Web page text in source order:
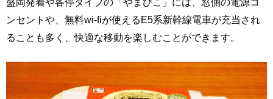
ンセントや、無料wi-fiが使えるE5系新幹線電車が充当され
ることも多く、快適な移動を楽しむことができます。